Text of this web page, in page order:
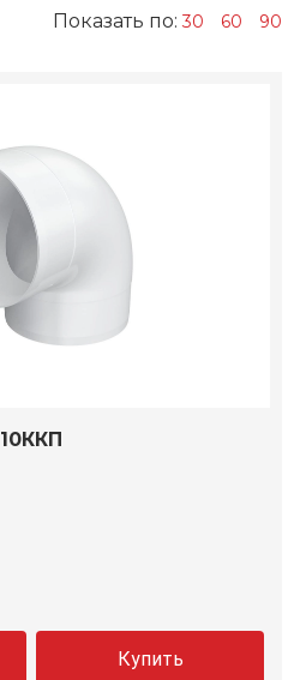
Показать по:30 60 90
10ККП
Купить